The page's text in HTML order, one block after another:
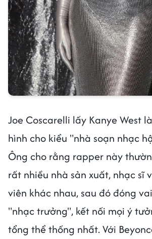
Joe Coscarelli lấy Kanye West
hình cho kiểu "nhà soạn nhạc
Ông cho rằng rapper này
rất nhiều nhà sản xuất, nhạc sĩ
viên khác nhau, sau đó đóng
"nhạc trưởng", kết nối mọi ý
tổng thể thống nhất. Với